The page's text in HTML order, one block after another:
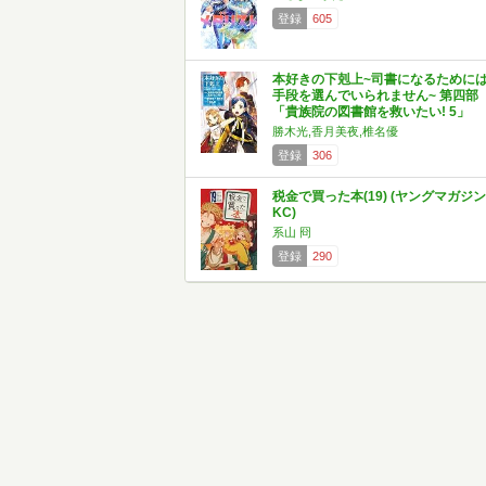
登録
605
本好きの下剋上~司書になるために
手段を選んでいられません~ 第四部
「貴族院の図書館を救いたい! 5」
勝木光,香月美夜,椎名優
登録
306
税金で買った本(19) (ヤングマガジン
KC)
系山 冏
登録
290